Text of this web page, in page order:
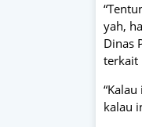
yah,
Dinas
terkait
kalau